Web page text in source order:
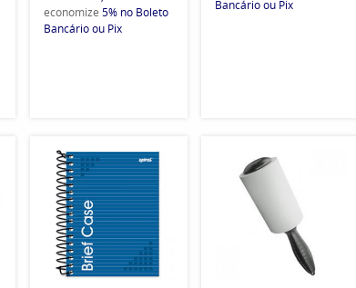
economize 5% no Boleto
Bancário ou Pix
Bancário ou Pix